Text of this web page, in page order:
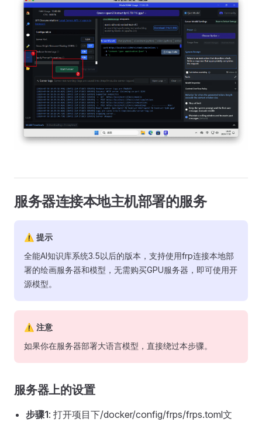
服务器连接本地主机部署的服务
⚠ 提示
全能AI知识库系统3.5以后的版本，支持使用frp连接本地部
署的绘画服务器和模型，无需购买GPU服务器，即可使用开
源模型。
⚠ 注意
如果你在服务器部署大语言模型，直接绕过本步骤。
服务器上的设置
步骤1: 打开项目下/docker/config/frps/frps.toml文